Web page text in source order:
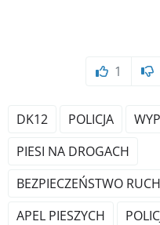
1
DK12 POLICJA
PIESI NA DROGACH
BEZPIECZEŃSTWO
APEL PIESZYCH